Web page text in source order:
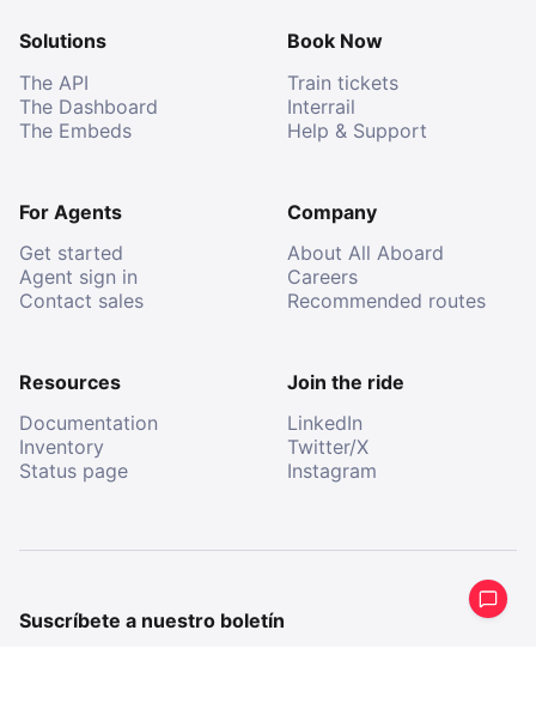
Solutions
The API
The Dashboard
The Embeds
Book Now
Train tickets
Interrail
Help & Support
For Agents
Get started
Agent sign in
Contact sales
Company
About All Aboard
Careers
Recommended routes
Resources
Documentation
Inventory
Status page
Join the ride
LinkedIn
Twitter/X
Instagram
Suscríbete a nuestro boletín